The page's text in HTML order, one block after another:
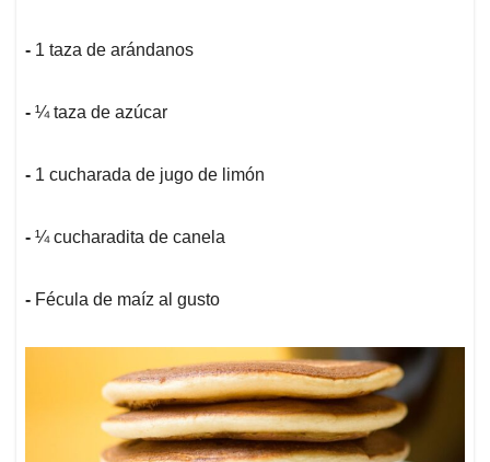
- 1 taza de arándanos
- ¼ taza de azúcar
- 1 cucharada de jugo de limón
- ¼ cucharadita de canela
- Fécula de maíz al gusto